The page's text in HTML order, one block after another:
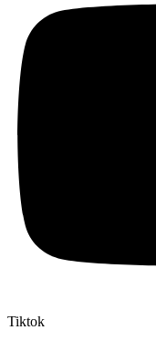
Tiktok